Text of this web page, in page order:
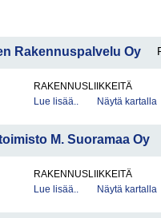
Rakennuspalvelu Oy
RAKENNUSLIIKKEITÄ
Lue lisää..
Näytä kartalla
M. Suoramaa Oy
RAKENNUSLIIKKEITÄ
Lue lisää..
Näytä kartalla